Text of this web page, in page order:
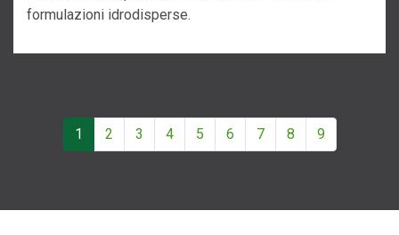
formulazioni idrodisperse.
1 2 3 4 5 6 7 8 9